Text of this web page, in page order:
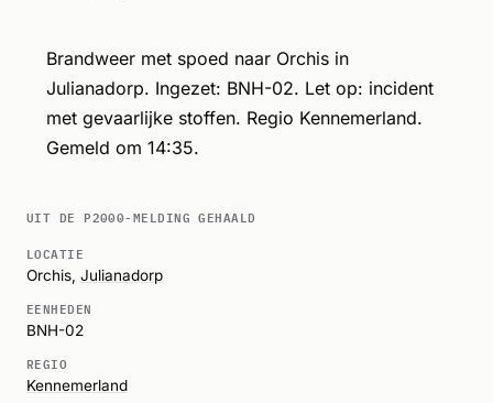
Brandweer met spoed naar Orchis in
Julianadorp. Ingezet: BNH-02. Let op: incident
met gevaarlijke stoffen. Regio Kennemerland.
Gemeld om 14:35.
UIT DE P2000-MELDING GEHAALD
LOCATIE
Orchis, Julianadorp
EENHEDEN
BNH-02
REGIO
Kennemerland